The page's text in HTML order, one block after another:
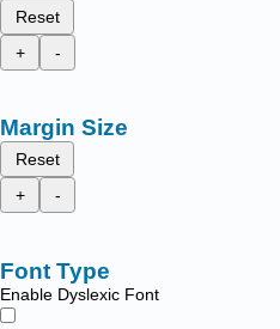
Reset
+
-
Margin Size
Reset
+
-
Font Type
Enable Dyslexic Font